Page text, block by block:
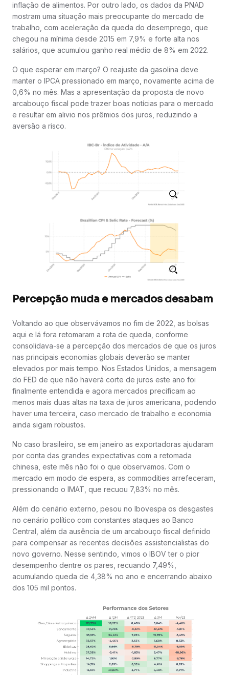
inflação de alimentos. Por outro lado, os dados da PNAD
mostram uma situação mais preocupante do mercado de
trabalho, com aceleração da queda do desemprego, que
chegou na mínima desde 2015 em 7,9% e forte alta nos
salários, que acumulou ganho real médio de 8% em 2022.
O que esperar em março? O reajuste da gasolina deve
manter o IPCA pressionado em março, novamente acima de
0,6% no mês. Mas a apresentação da proposta de novo
arcabouço fiscal pode trazer boas notícias para o mercado
e resultar em alivio nos prêmios dos juros, reduzindo a
aversão a risco.
Percepção muda e mercados desabam
Voltando ao que observávamos no fim de 2022, as bolsas
aqui e lá fora retomaram a rota de queda, conforme
consolidava-se a percepção dos mercados de que os juros
nas principais economias globais deverão se manter
elevados por mais tempo. Nos Estados Unidos, a mensagem
do FED de que não haverá corte de juros este ano foi
finalmente entendida e agora mercados precificam ao
menos mais duas altas na taxa de juros americana, podendo
haver uma terceira, caso mercado de trabalho e economia
ainda sigam robustos.
No caso brasileiro, se em janeiro as exportadoras ajudaram
por conta das grandes expectativas com a retomada
chinesa, este mês não foi o que observamos. Com o
mercado em modo de espera, as commodities arrefeceram,
pressionando o IMAT, que recuou 7,83% no mês.
Além do cenário externo, pesou no Ibovespa os desgastes
no cenário político com constantes ataques ao Banco
Central, além da ausência de um arcabouço fiscal definido
para compensar as recentes decisões assistencialistas do
novo governo. Nesse sentindo, vimos o IBOV ter o pior
desempenho dentre os pares, recuando 7,49%,
acumulando queda de 4,38% no ano e encerrando abaixo
dos 105 mil pontos.